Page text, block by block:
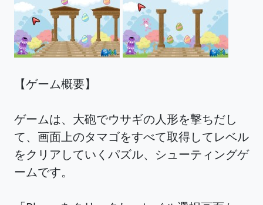
【ゲーム概要】
ゲームは、大砲でウサギの人形を撃ちだし
て、画面上のタマゴをすべて取得してレベル
をクリアしていくパズル、シューティングゲ
ームです。